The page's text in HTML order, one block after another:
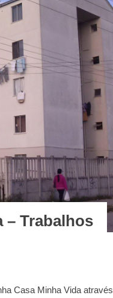
– Trabalhos
Casa Minha Vida